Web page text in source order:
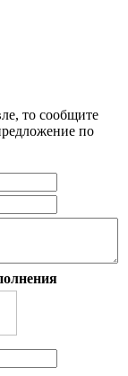
то сообщите
по